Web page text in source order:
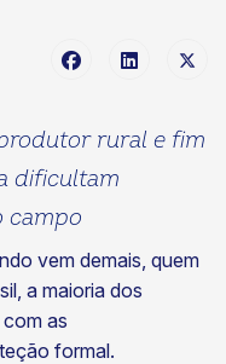
rural e fim
dificultam
campo
vem demais, quem
a maioria dos
as
formal.